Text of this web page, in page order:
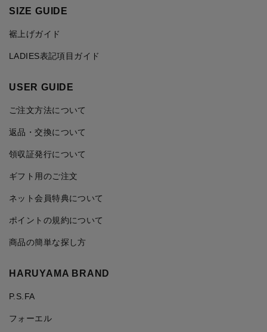
SIZE GUIDE
裾上げガイド
LADIES表記項目ガイド
USER GUIDE
ご注文方法について
返品・交換について
領収証発行について
ギフト用のご注文
ネット会員特典について
ポイントの規約について
商品の簡単な探し方
HARUYAMA BRAND
P.S.FA
フォーエル